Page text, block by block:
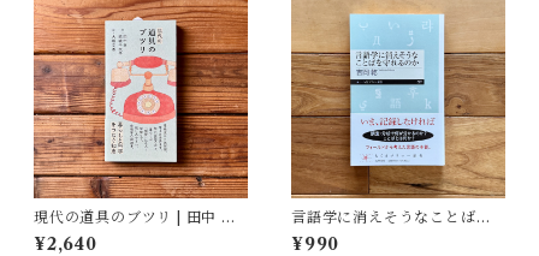
現代の道具のブツリ | 田中 幸,
結城 千代子, 大塚 文香(絵)
¥2,640
言語学に消えそうなことばを
守れるのか | 吉岡 乾
¥990